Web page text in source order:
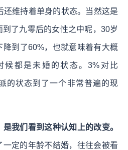
还维持着单身的状态。当然这是
了九零后的女性之中呢，30岁
降到了60%，也就意味着有大概
候都是未婚的状态。3%对比
的状态到了一个非常普遍的现
我们看到这种认知上的改变。
定的年龄不结婚，往往会被看